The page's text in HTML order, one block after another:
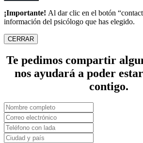
¡Importante! Al dar clic en el botón
información del psicólogo que has elegido.
CERRAR
Te pedimos compartir
nos ayudará a poder
contigo.